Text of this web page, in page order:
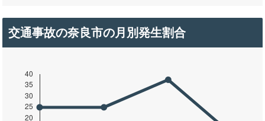
交通事故の奈良市の月別発生割合